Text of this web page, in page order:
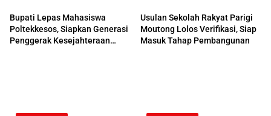
Bupati Lepas Mahasiswa
Poltekkesos, Siapkan Generasi
Penggerak Kesejahteraan
Usulan Sekolah Rakyat Parigi
Moutong Lolos Verifikasi, Siap
Masuk Tahap Pembangunan